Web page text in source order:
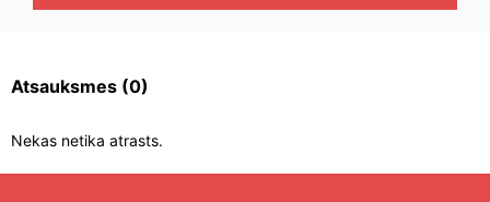
Atsauksmes (0)
Nekas netika atrasts.